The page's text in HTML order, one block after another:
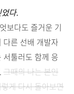
다.
보다도 즐거운 기
다른 선배 개발자
서툴러도 함께 응
그때의 나는 본인
게 다시 돌아보면